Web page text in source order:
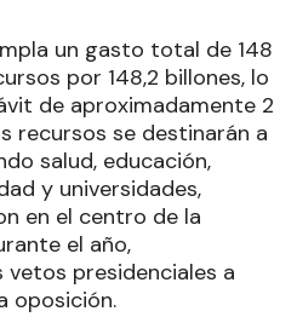
un gasto total de 148
por 148,2 billones, lo
de aproximadamente 2
recursos se destinarán a
salud, educación,
y universidades,
en el centro de la
el año,
presidenciales a
oposición.